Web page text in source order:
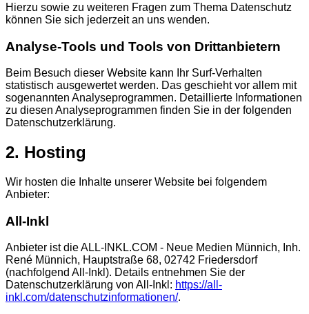
Hierzu sowie zu weiteren Fragen zum Thema Datenschutz
können Sie sich jederzeit an uns wenden.
Analyse-Tools und Tools von Dritt­anbietern
Beim Besuch dieser Website kann Ihr Surf-Verhalten
statistisch ausgewertet werden. Das geschieht vor allem mit
sogenannten Analyseprogrammen. Detaillierte Informationen
zu diesen Analyseprogrammen finden Sie in der folgenden
Datenschutzerklärung.
2. Hosting
Wir hosten die Inhalte unserer Website bei folgendem
Anbieter:
All-Inkl
Anbieter ist die ALL-INKL.COM - Neue Medien Münnich, Inh.
René Münnich, Hauptstraße 68, 02742 Friedersdorf
(nachfolgend All-Inkl). Details entnehmen Sie der
Datenschutzerklärung von All-Inkl: https://all-
inkl.com/datenschutzinformationen/.